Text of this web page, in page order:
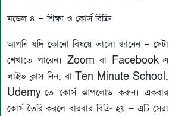
মডেল ৪ — শিক্ষা ও কোর্স বিক্রি
আপনি যদি কোনো বিষয়ে ভালো জানেন — সেটা
শেখাতে পারেন। Zoom বা Facebook-এ
লাইভ ক্লাস নিন, বা Ten Minute School,
Udemy-তে কোর্স আপলোড করুন। একবার
কোর্স তৈরি করলে বারবার বিক্রি হয় — এটি সেরা